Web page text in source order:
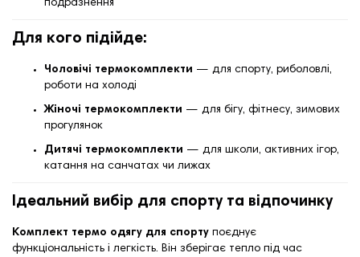
подразнення
Для кого підійде:
Чоловічі термокомплекти — для спорту, риболовлі,
роботи на холоді
Жіночі термокомплекти — для бігу, фітнесу, зимових
прогулянок
Дитячі термокомплекти — для школи, активних ігор,
катання на санчатах чи лижах
Ідеальний вибір для спорту та відпочинку
Комплект термо одягу для спорту поєднує
функціональність і легкість. Він зберігає тепло під час